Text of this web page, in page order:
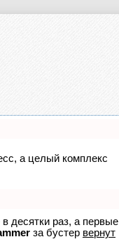
а целый комплекс
десятки раз, а первые
за бустер вернут